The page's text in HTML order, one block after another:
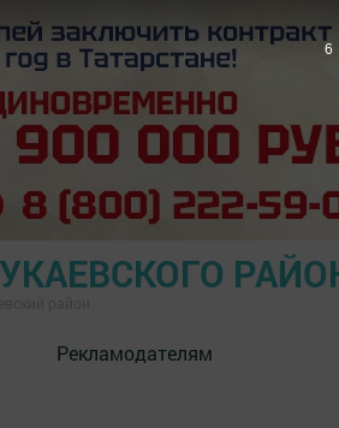
Рекламодателям
5